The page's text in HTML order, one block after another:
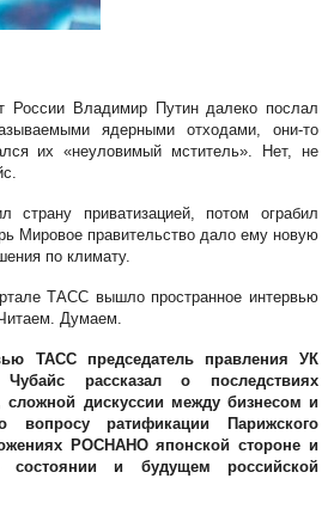
России Владимир Путин далеко послал
ядерными отходами, они-то
их «неуловимый мститель». Нет, не
страну приватизацией, потом ограбил
Мировое правительство дало ему новую
по климату.
ТАСС вышло пространное интервью
Думаем.
ТАСС председатель правления УК
рассказал о последствиях
сложной дискуссии между бизнесом и
вопросу ратификации Парижского
РОСНАНО японской стороне и
и будущем российской